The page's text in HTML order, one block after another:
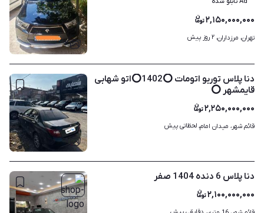
۲
۲,۱۵۰,۰۰۰,۰۰۰
تهران، مرزداران، ۲ روز پیش
۹
دنا پلاس توربو اتومات ⭕️1402⭕️اتو شهابی
قایمشهر ⭕️
۲,۲۵۰,۰۰۰,۰۰۰
قائم شهر، میدان امام، لحظاتی پیش
دنا پلاس 6 دنده 1404 صفر
۲,۱۰۰,۰۰۰,۰۰۰